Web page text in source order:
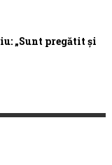
„Sunt pregătit și